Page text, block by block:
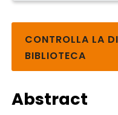
CONTROLLA LA
BIBLIOTECA
Abstract